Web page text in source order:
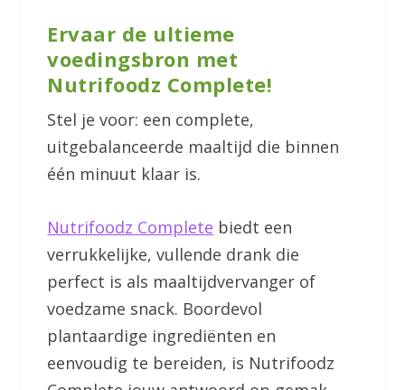
Ervaar de ultieme
voedingsbron met
Nutrifoodz Complete!
Stel je voor: een complete,
uitgebalanceerde maaltijd die binnen
één minuut klaar is.
Nutrifoodz Complete biedt een
verrukkelijke, vullende drank die
perfect is als maaltijdvervanger of
voedzame snack. Boordevol
plantaardige ingrediënten en
eenvoudig te bereiden, is Nutrifoodz